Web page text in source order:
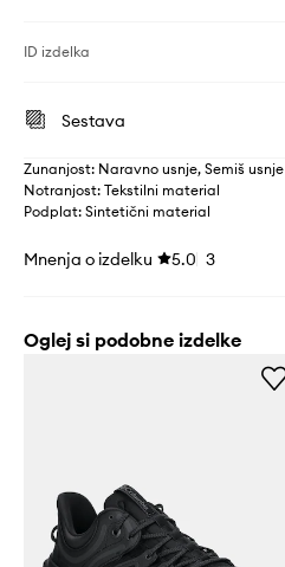
ID izdelka
Sestava
Zunanjost: Naravno usnje, Semiš usnje
Notranjost: Tekstilni material
Podplat: Sintetični material
Mnenja o izdelku 5.0 3
Oglej si podobne izdelke